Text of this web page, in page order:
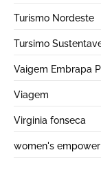
Turismo Nordeste
Tursimo
Vaigem Embrapa
Viagem
Virginia fonseca
women's